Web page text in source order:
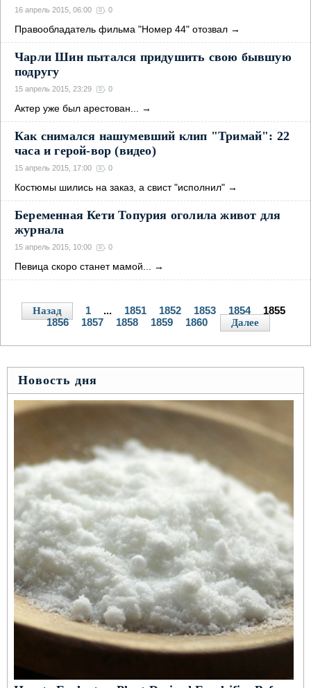
16 апрель 2015, 06:00 0
Правообладатель фильма "Номер 44" отозвал →
Чарли Шин пытался придушить свою бывшую
подругу
15 апрель 2015, 23:29 0
Актер уже был арестован... →
Как снимался нашумевший клип "Тримай": 22
часа и герой-вор (видео)
15 апрель 2015, 17:00 0
Костюмы шились на заказ, а свист "исполнил" →
Беременная Кети Топурия оголила живот для
журнала
15 апрель 2015, 10:00 0
Певица скоро станет мамой... →
Назад 1 ... 1851 1852 1853 1854
1855
1856
1857 1858 1859 1860 Далее
Новость дня